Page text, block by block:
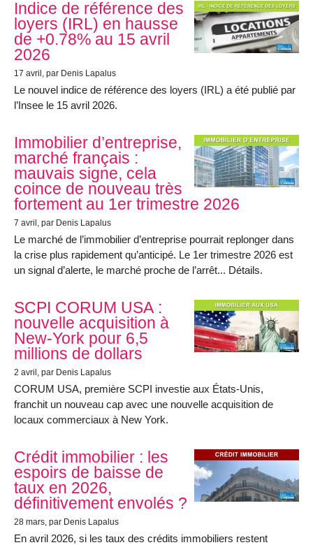
Indice de référence des
loyers (IRL) en hausse
de +0.78% au 15 avril
2026
17 avril , par Denis Lapalus
Le nouvel indice de référence des loyers (IRL) a été publié par
l’Insee le 15 avril 2026.
Immobilier d’entreprise,
marché français :
mauvais signe, cela
coince de nouveau très
fortement au 1er trimestre 2026
7 avril , par Denis Lapalus
Le marché de l’immobilier d’entreprise pourrait replonger dans
la crise plus rapidement qu’anticipé. Le 1er trimestre 2026 est
un signal d’alerte, le marché proche de l’arrêt... Détails.
SCPI CORUM USA :
nouvelle acquisition à
New-York pour 6,5
millions de dollars
2 avril , par Denis Lapalus
CORUM USA, première SCPI investie aux États-Unis,
franchit un nouveau cap avec une nouvelle acquisition de
locaux commerciaux à New York.
Crédit immobilier : les
espoirs de baisse de
taux en 2026,
définitivement envolés ?
28 mars, par Denis Lapalus
En avril 2026, si les taux des crédits immobiliers restent